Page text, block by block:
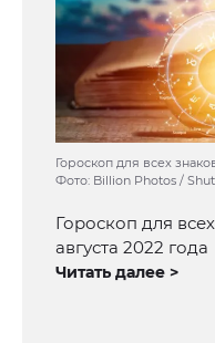
Гороскоп для всех
Фото: Billion Photos /
Гороскоп для
августа 2022 года
Читать далее >